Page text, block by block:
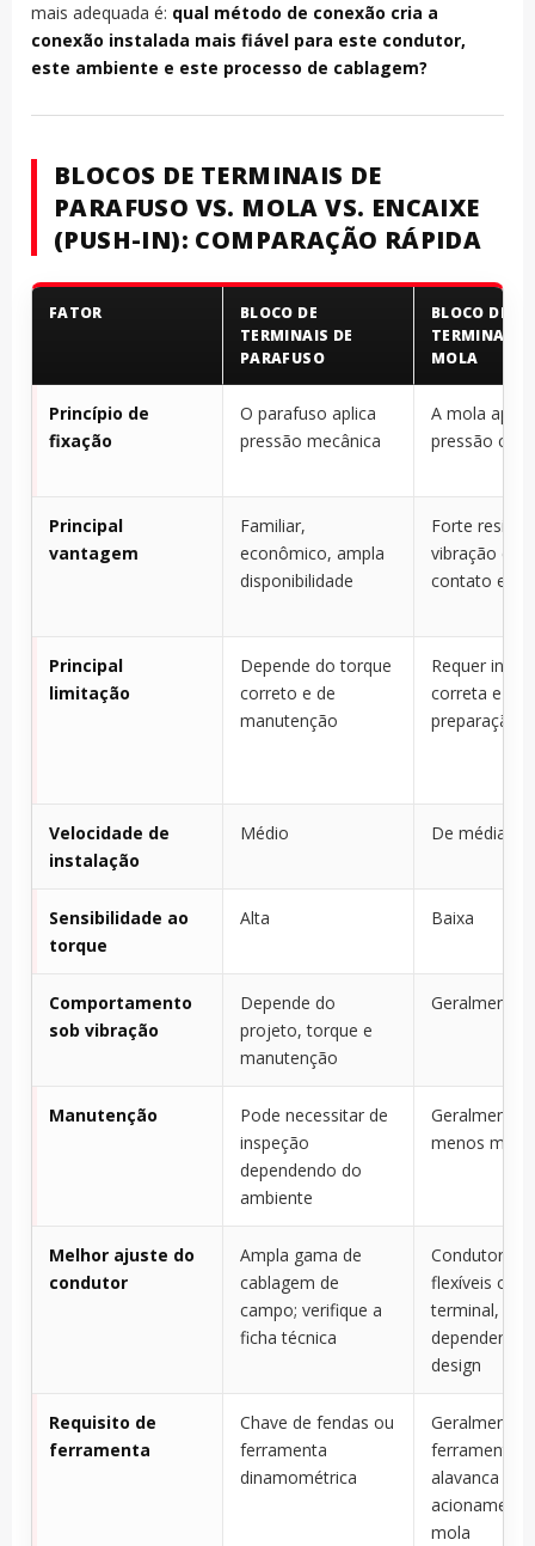
mais adequada é: qual método de conexão cria a
conexão instalada mais fiável para este condutor,
este ambiente e este processo de cablagem?
BLOCOS DE TERMINAIS DE
PARAFUSO VS. MOLA VS. ENCAIXE
(PUSH-IN): COMPARAÇÃO RÁPIDA
FATOR
BLOCO DE
TERMINAIS DE
PARAFUSO
BLOCO DE
TERMINAIS
MOLA
Princípio de
fixação
O parafuso aplica
pressão mecânica
A mola aplica
pressão
Principal
vantagem
Familiar,
econômico, ampla
disponibilidade
Forte
vibração e
contato
Principal
limitação
Depende do torque
correto e de
manutenção
Requer
correta e
preparação
Velocidade de
instalação
Médio De média a
Sensibilidade ao
torque
Alta Baixa
Comportamento
sob vibração
Depende do
projeto, torque e
manutenção
Geralmente
Manutenção
Pode necessitar de
inspeção
dependendo do
ambiente
Geralmente
menos
Melhor ajuste do
condutor
Ampla gama de
cablagem de
campo; verifique a
ficha técnica
Condutores
flexíveis ou
terminal,
dependendo
design
Requisito de
ferramenta
Chave de fendas ou
ferramenta
dinamométrica
Geralmente
ferramenta
alavanca
mola